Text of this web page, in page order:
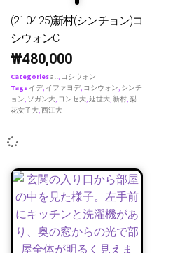
(21.04.25)新村(シンチョン)コ
シウォンC
₩480,000
Categoriesall, コシウォン
Tags イデ, イファヨデ, コシウォン, シンチ
ョン, ソガン大, ヨンセ大,延世大,新村,梨
花女子大,西江大